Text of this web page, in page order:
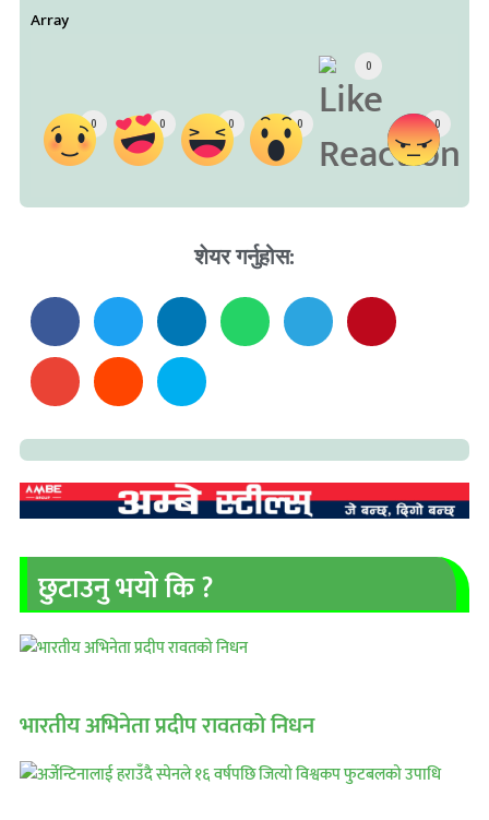
Array
0 0 0 0
0
0
शेयर गर्नुहोस:
छुटाउनु भयो कि ?
भारतीय अभिनेता प्रदीप रावतको निधन